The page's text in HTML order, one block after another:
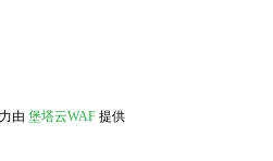
由 堡塔云WAF 提供